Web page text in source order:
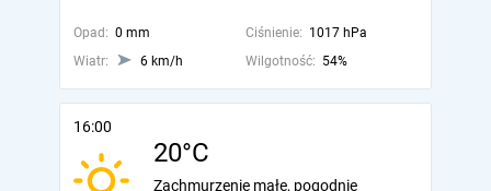
Opad: 0 mm Ciśnienie: 1017 hPa
Wiatr:
6 km/h Wilgotność: 54%
16:00
20°C
Zachmurzenie małe, pogodnie